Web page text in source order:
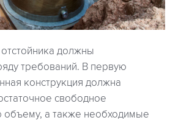
должны
требований. В первую
конструкция должна
свободное
объему, а также необходимые